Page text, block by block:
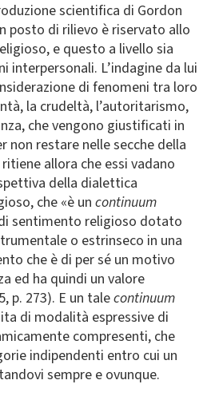
scientifica di Gordon
posto di rilievo è riservato allo
e questo a livello sia
interpersonali. L’indagine da lui
di fenomeni tra loro
la crudeltà, l’autoritarismo,
che vengono giustificati in
non restare nelle secche della
allora che essi vadano
della dialettica
che «è un continuum
sentimento religioso dotato
o estrinseco in una
che è di per sé un motivo
ed ha quindi un valore
p. 273). E un talecontinuum
di modalità espressive di
compresenti, che
indipendenti entro cui un
sempre e ovunque.